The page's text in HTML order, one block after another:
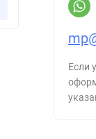
Если